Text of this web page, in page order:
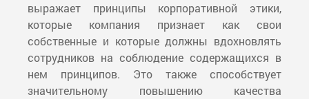
выражает принципы корпоративной этики,
которые компания признает как свои
собственные и которые должны вдохновлять
сотрудников на соблюдение содержащихся в
нем принципов. Это также способствует
значительному повышению качества